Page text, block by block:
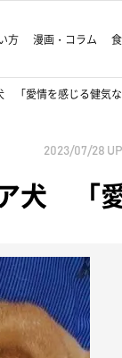
方 漫画・コラム
「愛情を感じる健気な
2023/07/28
犬 「